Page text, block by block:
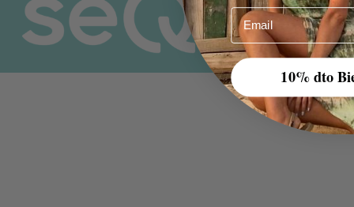
Email
10% dto